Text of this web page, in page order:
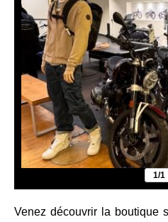
1/1
Venez découvrir la boutique